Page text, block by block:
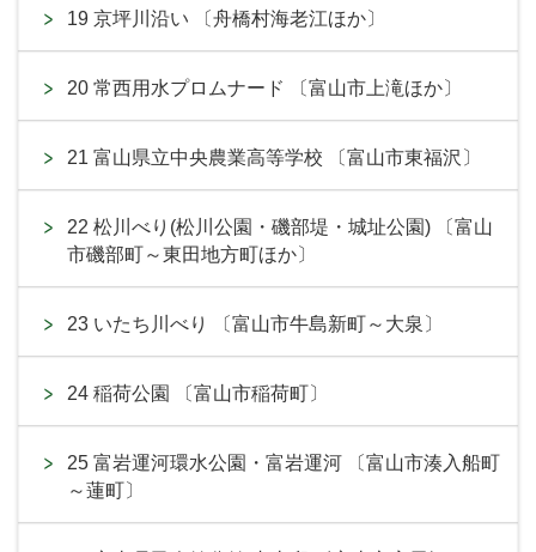
19 京坪川沿い 〔舟橋村海老江ほか〕
20 常西用水プロムナード 〔富山市上滝ほか〕
21 富山県立中央農業高等学校 〔富山市東福沢〕
22 松川べり(松川公園・磯部堤・城址公園) 〔富山
市磯部町～東田地方町ほか〕
23 いたち川べり 〔富山市牛島新町～大泉〕
24 稲荷公園 〔富山市稲荷町〕
25 富岩運河環水公園・富岩運河 〔富山市湊入船町
～蓮町〕